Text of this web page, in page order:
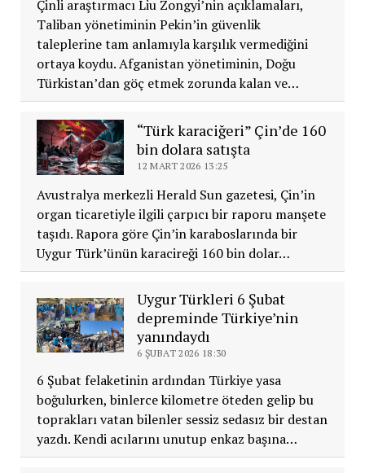
Çinli araştırmacı Liu Zongyi’nin açıklamaları,
Taliban yönetiminin Pekin’in güvenlik
taleplerine tam anlamıyla karşılık vermediğini
ortaya koydu. Afganistan yönetiminin, Doğu
Türkistan’dan göç etmek zorunda kalan ve…
“Türk karaciğeri” Çin’de 160
bin dolara satışta
12 MART 2026 13:25
Avustralya merkezli Herald Sun gazetesi, Çin’in
organ ticaretiyle ilgili çarpıcı bir raporu manşete
taşıdı. Rapora göre Çin’in karaboslarında bir
Uygur Türk’ünün karacireği 160 bin dolar…
Uygur Türkleri 6 Şubat
depreminde Türkiye’nin
yanındaydı
6 ŞUBAT 2026 18:30
6 Şubat felaketinin ardından Türkiye yasa
boğulurken, binlerce kilometre öteden gelip bu
toprakları vatan bilenler sessiz sedasız bir destan
yazdı. Kendi acılarını unutup enkaz başına…